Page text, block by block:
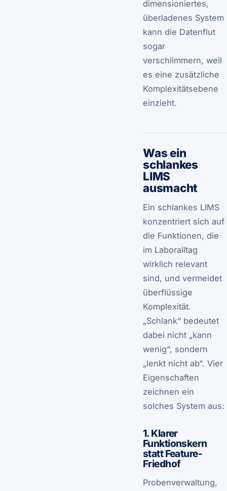
dimensioniertes,
überladenes System
kann die Datenflut
sogar
verschlimmern, weil
es eine zusätzliche
Komplexitätsebene
einzieht.
Was ein
schlankes
LIMS
ausmacht
Ein schlankes LIMS
konzentriert sich auf
die Funktionen, die
im Laboralltag
wirklich relevant
sind, und vermeidet
überflüssige
Komplexität.
„Schlank“ bedeutet
dabei nicht „kann
wenig“, sondern
„lenkt nicht ab“. Vier
Eigenschaften
zeichnen ein
solches System aus:
1. Klarer
Funktionskern
statt Feature-
Friedhof
Probenverwaltung,